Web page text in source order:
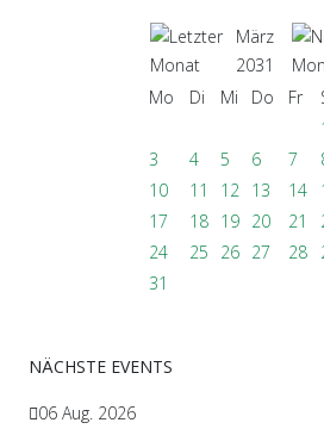
März
2031
Mo
Di Mi Do Fr
3
4 5 6 7
10
11 12 13 14
17
18 19 20 21
24
25 26 27 28
31
NÄCHSTE EVENTS
06 Aug. 2026